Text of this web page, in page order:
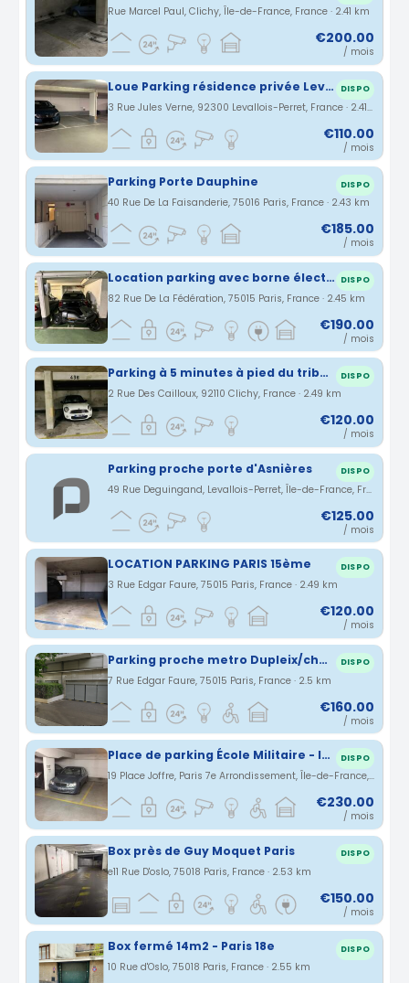
Rue Marcel Paul, Clichy, Île-de-France, France · 2.41 km
€200.00
/ mois
Loue Parking résidence privée Levallois (92) DISPO
3 Rue Jules Verne, 92300 Levallois-Perret, France · 2.41 km
€110.00
/ mois
Parking Porte Dauphine DISPO
40 Rue De La Faisanderie, 75016 Paris, France · 2.43 km
€185.00
/ mois
Location parking avec borne électrique DISPO
82 Rue De La Fédération, 75015 Paris, France · 2.45 km
€190.00
/ mois
Parking à 5 minutes à pied du tribunal de Paris DISPO
2 Rue Des Cailloux, 92110 Clichy, France · 2.49 km
€120.00
/ mois
Parking proche porte d'Asnières DISPO
49 Rue Deguingand, Levallois-Perret, Île-de-France, France · 2.49 km
€125.00
/ mois
LOCATION PARKING PARIS 15ème DISPO
3 Rue Edgar Faure, 75015 Paris, France · 2.49 km
€120.00
/ mois
Parking proche metro Dupleix/champs de mars - Facile d'accès, propre éclairé, sous-sol DISPO
7 Rue Edgar Faure, 75015 Paris, France · 2.5 km
€160.00
/ mois
Place de parking École Militaire - INDIGO PARIS JOFFRE SUFFREN DISPO
19 Place Joffre, Paris 7e Arrondissement, Île-de-France, Frankreich · 2.5 km
€230.00
/ mois
Box près de Guy Moquet Paris DISPO
e11 Rue D'oslo, 75018 Paris, France · 2.53 km
€150.00
/ mois
Box fermé 14m2 - Paris 18e DISPO
10 Rue d'Oslo, 75018 Paris, France · 2.55 km